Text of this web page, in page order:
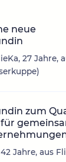
neue
27 Jahre,
zum
Jahre, aus